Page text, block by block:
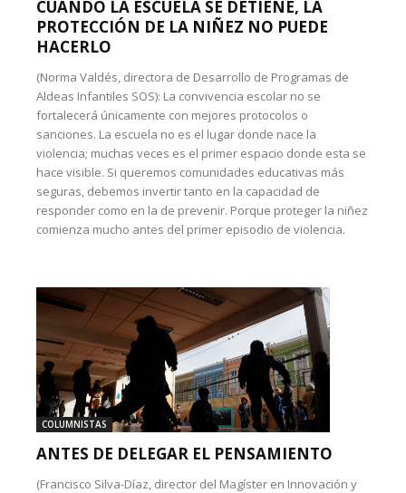
CUANDO LA ESCUELA SE DETIENE, LA
PROTECCIÓN DE LA NIÑEZ NO PUEDE
HACERLO
(Norma Valdés, directora de Desarrollo de Programas de
Aldeas Infantiles SOS): La convivencia escolar no se
fortalecerá únicamente con mejores protocolos o
sanciones. La escuela no es el lugar donde nace la
violencia; muchas veces es el primer espacio donde esta se
hace visible. Si queremos comunidades educativas más
seguras, debemos invertir tanto en la capacidad de
responder como en la de prevenir. Porque proteger la niñez
comienza mucho antes del primer episodio de violencia.
COLUMNISTAS
ANTES DE DELEGAR EL PENSAMIENTO
(Francisco Silva-Díaz, director del Magíster en Innovación y